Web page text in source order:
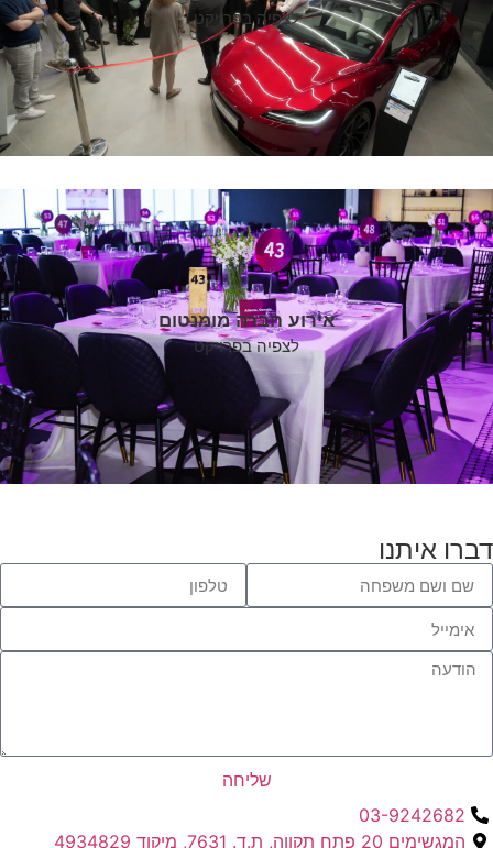
לצפיה בפרויקט
אירוע חברה מומנטום
לצפיה בפרויקט
דברו איתנו
שליחה
03-9242682
המגשימים 20 פתח תקווה, ת.ד. 7631, מיקוד 4934829